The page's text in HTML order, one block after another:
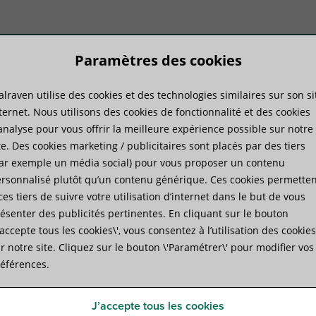
Savoir-faire Services
Walraven Œillets de suspension
Walraven Œillets de
pour attaches et suspensions de tiges filetées
Spécifications Fichiers joints Produits
Paramètres des cookies
utilise des cookies et des technologies similaires sur son
Nous utilisons des cookies de fonctionnalité et des cookies
pour vous offrir la meilleure expérience possible sur notre
Des cookies marketing / publicitaires sont placés par des tiers
exemple un média social) pour vous proposer un contenu
plutôt qu’un contenu générique. Ces cookies
tiers de suivre votre utilisation d’internet dans le but de vous
des publicités pertinentes. En cliquant sur le bouton
tous les cookies\', vous consentez à l’utilisation des cookies
notre site. Cliquez sur le bouton \'Paramétrer\' pour modifier vos
J’accepte tous les cookies